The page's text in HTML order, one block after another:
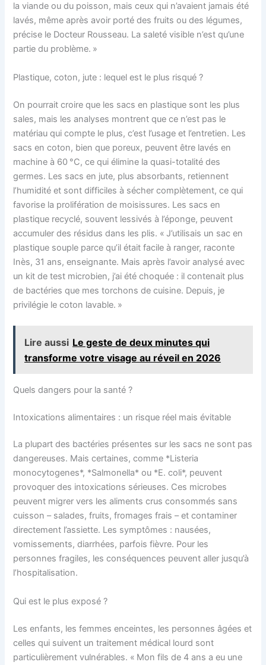
la viande ou du poisson, mais ceux qui n’avaient jamais été
lavés, même après avoir porté des fruits ou des légumes,
précise le Docteur Rousseau. La saleté visible n’est qu’une
partie du problème. »
Plastique, coton, jute : lequel est le plus risqué ?
On pourrait croire que les sacs en plastique sont les plus
sales, mais les analyses montrent que ce n’est pas le
matériau qui compte le plus, c’est l’usage et l’entretien. Les
sacs en coton, bien que poreux, peuvent être lavés en
machine à 60 °C, ce qui élimine la quasi-totalité des
germes. Les sacs en jute, plus absorbants, retiennent
l’humidité et sont difficiles à sécher complètement, ce qui
favorise la prolifération de moisissures. Les sacs en
plastique recyclé, souvent lessivés à l’éponge, peuvent
accumuler des résidus dans les plis. « J’utilisais un sac en
plastique souple parce qu’il était facile à ranger, raconte
Inès, 31 ans, enseignante. Mais après l’avoir analysé avec
un kit de test microbien, j’ai été choquée : il contenait plus
de bactéries que mes torchons de cuisine. Depuis, je
privilégie le coton lavable. »
Lire aussi Le geste de deux minutes qui
transforme votre visage au réveil en 2026
Quels dangers pour la santé ?
Intoxications alimentaires : un risque réel mais évitable
La plupart des bactéries présentes sur les sacs ne sont pas
dangereuses. Mais certaines, comme *Listeria
monocytogenes*, *Salmonella* ou *E. coli*, peuvent
provoquer des intoxications sérieuses. Ces microbes
peuvent migrer vers les aliments crus consommés sans
cuisson – salades, fruits, fromages frais – et contaminer
directement l’assiette. Les symptômes : nausées,
vomissements, diarrhées, parfois fièvre. Pour les
personnes fragiles, les conséquences peuvent aller jusqu’à
l’hospitalisation.
Qui est le plus exposé ?
Les enfants, les femmes enceintes, les personnes âgées et
celles qui suivent un traitement médical lourd sont
particulièrement vulnérables. « Mon fils de 4 ans a eu une